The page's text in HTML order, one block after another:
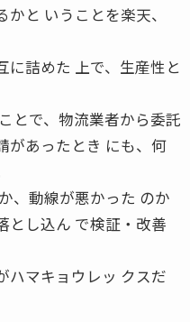
と いうことを楽天、
に詰めた 上で、生産性と
とで、物流業者から委託
があったとき にも、何
、動線が悪かった のか
とし込ん で検証・改善
マキョウレッ クスだ